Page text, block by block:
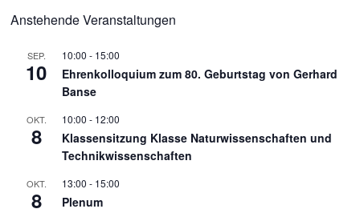
Anstehende Veranstaltungen
SEP.
10
10:00 - 15:00
Ehrenkolloquium zum 80. Geburtstag von Gerhard
Banse
OKT.
8
10:00 - 12:00
Klassensitzung Klasse Naturwissenschaften und
Technikwissenschaften
OKT.
8
13:00 - 15:00
Plenum